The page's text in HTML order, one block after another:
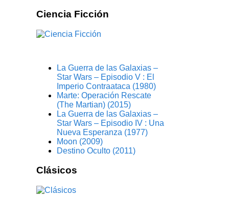
Ciencia Ficción
La Guerra de las Galaxias –
Star Wars – Episodio V : El
Imperio Contraataca (1980)
Marte: Operación Rescate
(The Martian) (2015)
La Guerra de las Galaxias –
Star Wars – Episodio IV : Una
Nueva Esperanza (1977)
Moon (2009)
Destino Oculto (2011)
Clásicos